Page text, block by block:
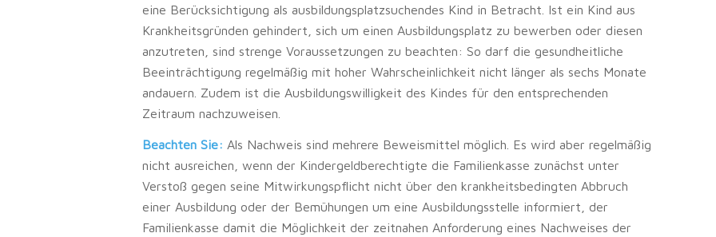
eine Berücksichtigung als ausbildungsplatzsuchendes Kind in Betracht. Ist ein Kind aus
Krankheitsgründen gehindert, sich um einen Ausbildungsplatz zu bewerben oder diesen
anzutreten, sind strenge Voraussetzungen zu beachten: So darf die gesundheitliche
Beeinträchtigung regelmäßig mit hoher Wahrscheinlichkeit nicht länger als sechs Monate
andauern. Zudem ist die Ausbildungswilligkeit des Kindes für den entsprechenden
Zeitraum nachzuweisen.
Beachten Sie: Als Nachweis sind mehrere Beweismittel möglich. Es wird aber regelmäßig
nicht ausreichen, wenn der Kindergeldberechtigte die Familienkasse zunächst unter
Verstoß gegen seine Mitwirkungspflicht nicht über den krankheitsbedingten Abbruch
einer Ausbildung oder der Bemühungen um eine Ausbildungsstelle informiert, der
Familienkasse damit die Möglichkeit der zeitnahen Anforderung eines Nachweises der